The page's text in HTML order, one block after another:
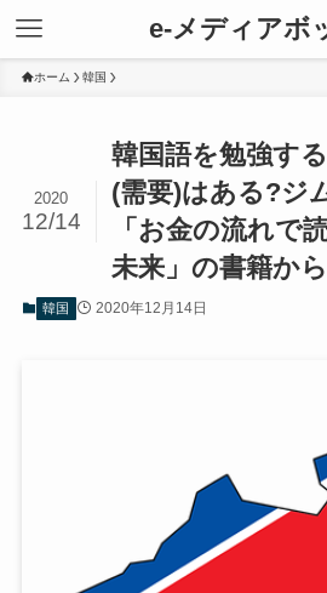
e-メディアボ
ホーム 韓国
韓国語を勉強す
(需要)はある?ジ
「お金の流れで
未来」の書籍か
2020
12/14
韓国 2020年12月14日